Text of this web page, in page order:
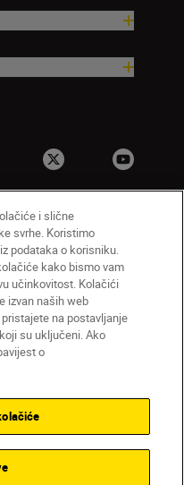
privatnosti
Back to top
i slične
svrhe. Koristimo
podataka o korisniku.
kako bismo vam
učinkovitost. Kolačići
izvan naših web
na postavljanje
su uključeni. Ako
o